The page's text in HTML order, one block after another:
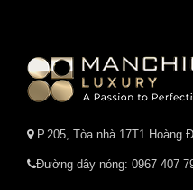
P.205, Tòa nhà 17T1 Hoàng
Đường dây nóng: 0967 407